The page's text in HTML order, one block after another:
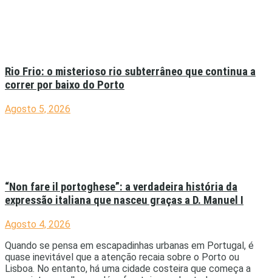
Rio Frio: o misterioso rio subterrâneo que continua a
correr por baixo do Porto
Agosto 5, 2026
“Non fare il portoghese”: a verdadeira história da
expressão italiana que nasceu graças a D. Manuel I
Agosto 4, 2026
Quando se pensa em escapadinhas urbanas em Portugal, é
quase inevitável que a atenção recaia sobre o Porto ou
Lisboa. No entanto, há uma cidade costeira que começa a